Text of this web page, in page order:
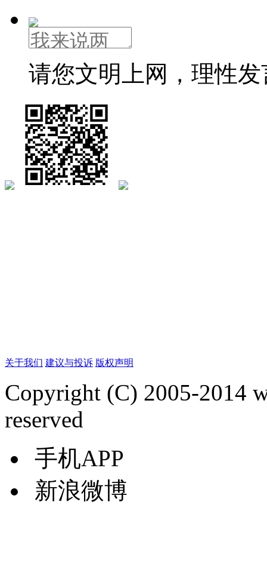
请您文明上网，理性
关于我们 建议与投诉 版权声明
Copyright (C) 2005-2014
reserved
手机APP
新浪微博